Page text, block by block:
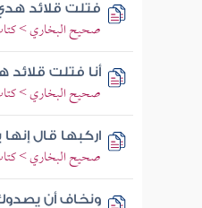
فتلت قلائد
صحيح البخاري >
أنا فتلت قلائد
صحيح البخاري >
اركبها قال
صحيح البخاري >
ونخاف أن